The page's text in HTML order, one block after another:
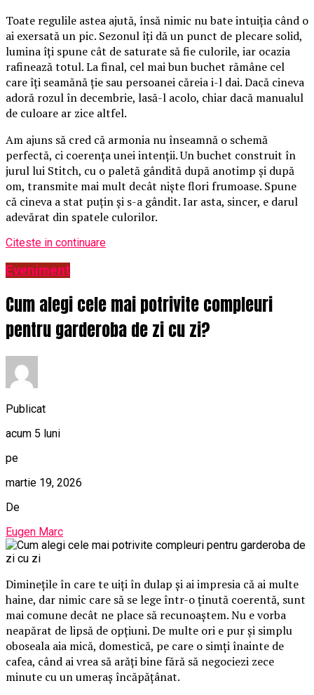
Toate regulile astea ajută, însă nimic nu bate intuiția când o
ai exersată un pic. Sezonul îți dă un punct de plecare solid,
lumina îți spune cât de saturate să fie culorile, iar ocazia
rafinează totul. La final, cel mai bun buchet rămâne cel
care îți seamănă ție sau persoanei căreia i-l dai. Dacă cineva
adoră rozul în decembrie, lasă-l acolo, chiar dacă manualul
de culoare ar zice altfel.
Am ajuns să cred că armonia nu înseamnă o schemă
perfectă, ci coerența unei intenții. Un buchet construit în
jurul lui Stitch, cu o paletă gândită după anotimp și după
om, transmite mai mult decât niște flori frumoase. Spune
că cineva a stat puțin și s-a gândit. Iar asta, sincer, e darul
adevărat din spatele culorilor.
Citeste in continuare
Eveniment
Cum alegi cele mai potrivite compleuri
pentru garderoba de zi cu zi?
Publicat
acum 5 luni
pe
martie 19, 2026
De
Eugen Marc
Diminețile în care te uiți în dulap și ai impresia că ai multe
haine, dar nimic care să se lege într-o ținută coerentă, sunt
mai comune decât ne place să recunoaștem. Nu e vorba
neapărat de lipsă de opțiuni. De multe ori e pur și simplu
oboseala aia mică, domestică, pe care o simți înainte de
cafea, când ai vrea să arăți bine fără să negociezi zece
minute cu un umeraș încăpățânat.